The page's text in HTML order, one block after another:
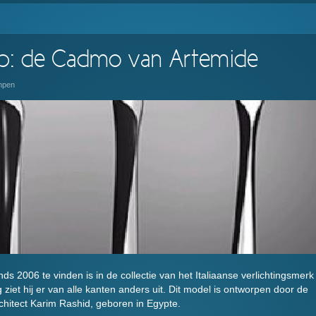
de Cadmo van Artemide
2006 te vinden is in de collectie van het Italiaanse verlichtingsmerk
hij er van alle kanten anders uit. Dit model is ontworpen door de
Karim Rashid, geboren in Egypte.